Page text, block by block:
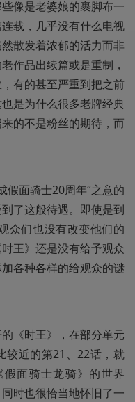
像是老婆娘的裹脚布一
载，几乎没有什么电视
散发着浓郁的活力而非
作品出续篇或是重制，
有的甚至严重到把之前
是为什么很多老牌经典
的不是粉丝的期待，而
假面骑士20周年“之意的
了这般待遇。即使是到
众们也没有改变他们的
王》还是没有给予观众
各种各样的给观众的谜
《时王》，在部分单元
较近的第21、22话，就
面骑士龙骑》的世界
时也很恰当地怀旧了一